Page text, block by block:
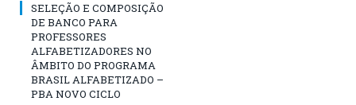
SELEÇÃO E COMPOSIÇÃO
DE BANCO PARA
PROFESSORES
ALFABETIZADORES NO
ÂMBITO DO PROGRAMA
BRASIL ALFABETIZADO –
PBA NOVO CICLO